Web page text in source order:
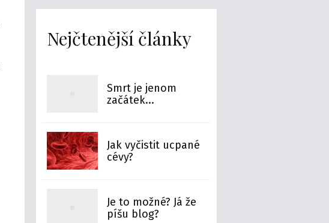
Nejčtenější články
Smrt je jenom
začátek...
Jak vyčistit ucpané
cévy?
Je to možné? Já že
píšu blog?